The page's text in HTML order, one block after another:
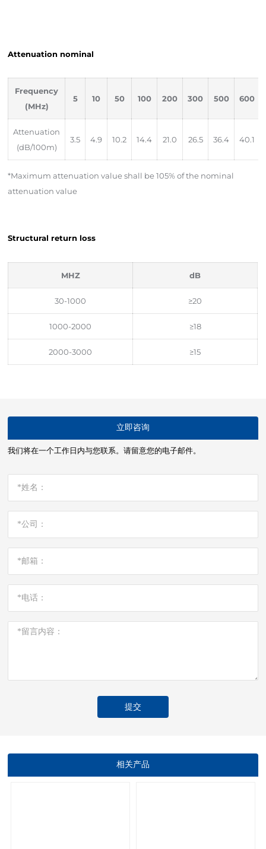
Attenuation nominal
Frequency
(MHz)
5 10 50 100 200 300 500 600
Attenuation
(dB/100m)
3.5 4.9 10.2 14.4 21.0 26.5 36.4 40.1
*Maximum attenuation value shall be 105% of the nominal
attenuation value
Structural return loss
MHZ dB
30-1000 ≥20
1000-2000 ≥18
2000-3000 ≥15
立即咨询
我们将在一个工作日内与您联系。请留意您的电子邮件。
提交
相关产品